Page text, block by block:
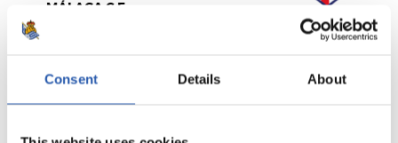
Consent Details About
MÁLAGA C.F.
ATLÉTICO DE
MADRID
LALIGA